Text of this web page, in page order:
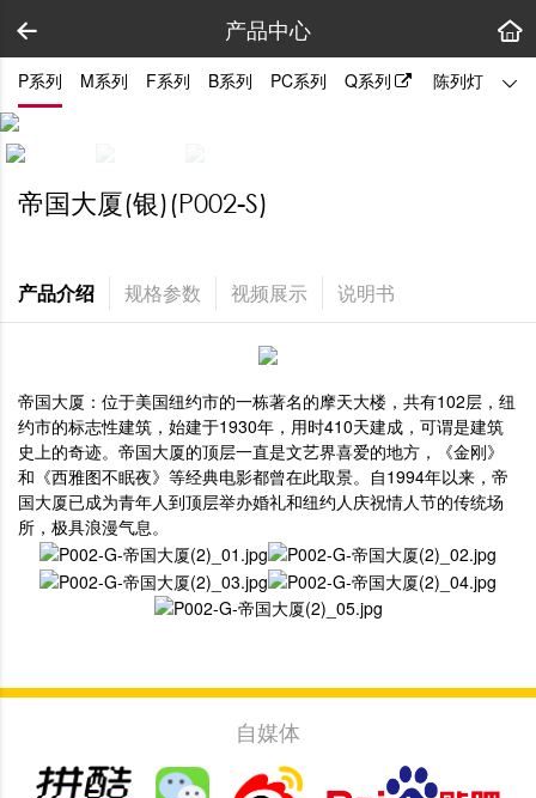
产品中心
P系列 M系列 F系列 B系列 PC系列 Q系列 陈列灯 拼
帝国大厦(银)(P002-S)
产品介绍 规格参数 视频展示 说明书
帝国大厦：位于美国纽约市的一栋著名的摩天大楼，共有102层，纽
约市的标志性建筑，始建于1930年，用时410天建成，可谓是建筑
史上的奇迹。帝国大厦的顶层一直是文艺界喜爱的地方，《金刚》
和《西雅图不眠夜》等经典电影都曾在此取景。自1994年以来，帝
国大厦已成为青年人到顶层举办婚礼和纽约人庆祝情人节的传统场
所，极具浪漫气息。
自媒体